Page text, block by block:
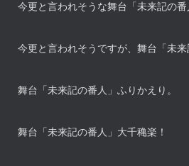
今更と言われそうな舞台「未来記の
今更と言われそうですが、舞台「未来
舞台「未来記の番人」ふりかえり。
舞台「未来記の番人」大千穐楽！